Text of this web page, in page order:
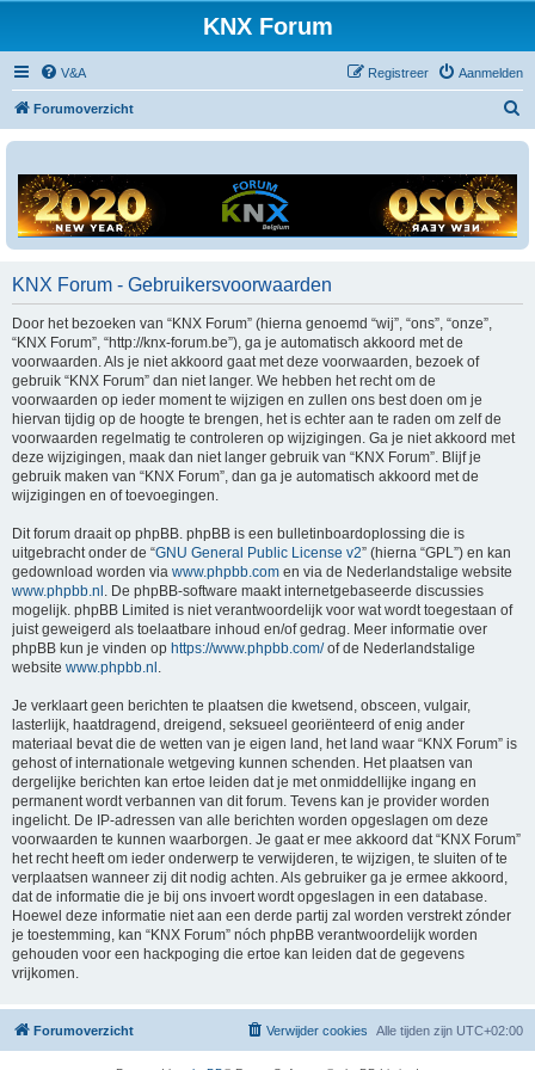
KNX Forum
V&A Aanmelden
Registreer
Forumoverzicht
KNX Forum - Gebruikersvoorwaarden
Door het bezoeken van “KNX Forum” (hierna genoemd “wij”, “ons”, “onze”,
“KNX Forum”, “http://knx-forum.be”), ga je automatisch akkoord met de
voorwaarden. Als je niet akkoord gaat met deze voorwaarden, bezoek of
gebruik “KNX Forum” dan niet langer. We hebben het recht om de
voorwaarden op ieder moment te wijzigen en zullen ons best doen om je
hiervan tijdig op de hoogte te brengen, het is echter aan te raden om zelf de
voorwaarden regelmatig te controleren op wijzigingen. Ga je niet akkoord met
deze wijzigingen, maak dan niet langer gebruik van “KNX Forum”. Blijf je
gebruik maken van “KNX Forum”, dan ga je automatisch akkoord met de
wijzigingen en of toevoegingen.
Dit forum draait op phpBB. phpBB is een bulletinboardoplossing die is
uitgebracht onder de “GNU General Public License v2” (hierna “GPL”) en kan
gedownload worden via www.phpbb.com en via de Nederlandstalige website
www.phpbb.nl . De phpBB-software maakt internetgebaseerde discussies
mogelijk. phpBB Limited is niet verantwoordelijk voor wat wordt toegestaan of
juist geweigerd als toelaatbare inhoud en/of gedrag. Meer informatie over
phpBB kun je vinden op https://www.phpbb.com/of de Nederlandstalige
website www.phpbb.nl .
Je verklaart geen berichten te plaatsen die kwetsend, obsceen, vulgair,
lasterlijk, haatdragend, dreigend, seksueel georiënteerd of enig ander
materiaal bevat die de wetten van je eigen land, het land waar “KNX Forum” is
gehost of internationale wetgeving kunnen schenden. Het plaatsen van
dergelijke berichten kan ertoe leiden dat je met onmiddellijke ingang en
permanent wordt verbannen van dit forum. Tevens kan je provider worden
ingelicht. De IP-adressen van alle berichten worden opgeslagen om deze
voorwaarden te kunnen waarborgen. Je gaat er mee akkoord dat “KNX Forum”
het recht heeft om ieder onderwerp te verwijderen, te wijzigen, te sluiten of te
verplaatsen wanneer zij dit nodig achten. Als gebruiker ga je ermee akkoord,
dat de informatie die je bij ons invoert wordt opgeslagen in een database.
Hoewel deze informatie niet aan een derde partij zal worden verstrekt zónder
je toestemming, kan “KNX Forum” nóch phpBB verantwoordelijk worden
gehouden voor een hackpoging die ertoe kan leiden dat de gegevens
vrijkomen.
Forumoverzicht Alle tijden zijn UTC+02:00
Verwijder cookies